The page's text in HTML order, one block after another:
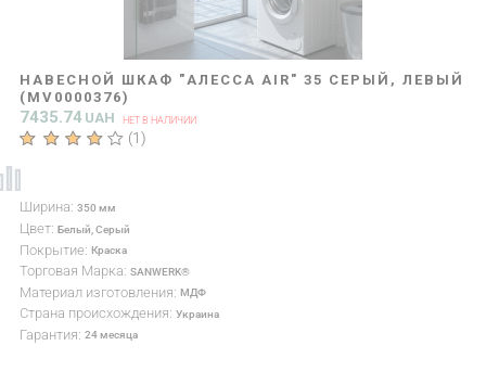
НАВЕСНОЙ ШКАФ "АЛЕССА AIR" 35 СЕРЫЙ, ЛЕВЫЙ
(MV0000376)
(1)
7435.74 UAH НЕТ В НАЛИЧИИ
Ширина: 350 мм
Цвет: Белый, Серый
Покрытие: Краска
Торговая Марка: SANWERK®
Материал изготовления: МДФ
Страна происхождения: Украина
Гарантия: 24 месяца